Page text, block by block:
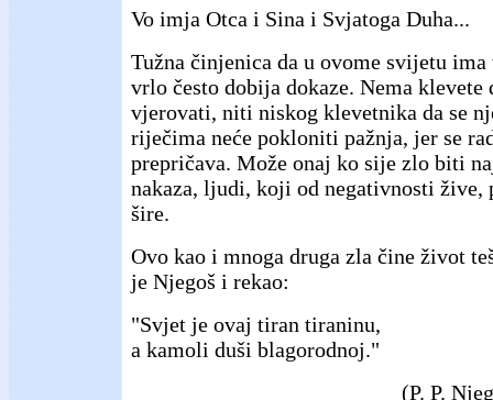
Vo imja Otca i Sina i Svjatoga Duha...
Tužna činjenica da u ovome svijetu ima
vrlo često dobija dokaze. Nema klevete
vjerovati, niti niskog klevetnika da se
riječima neće pokloniti pažnja, jer se
prepričava. Može onaj ko sije zlo biti
nakaza, ljudi, koji od negativnosti
šire.
Ovo kao i mnoga druga zla čine život
je Njegoš i rekao:
"Svjet je ovaj tiran tiraninu,
a kamoli duši blagorodnoj."
(P. P.